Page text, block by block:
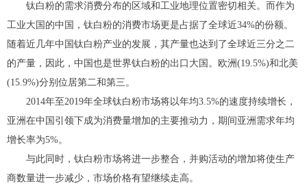
钛白粉的需求消费分布的区域和工业地理位置密切相关。而作为
工业大国的中国，钛白粉的消费市场更是占据了全球近34%的份额。
随着近几年中国钛白粉产业的发展，其产量也达到了全球近三分之二
的产量，因此，中国也是世界钛白粉的出口大国。欧洲(19.5%)和北美
(15.9%)分别位居第二和第三。
2014年至2019年全球钛白粉市场将以年均3.5%的速度持续增长，
亚洲在中国引领下成为消费量增加的主要推动力，期间亚洲需求年均
增长率为5%。
与此同时，钛白粉市场将进一步整合，并购活动的增加将使生产
商数量进一步减少，市场价格有望继续走高。